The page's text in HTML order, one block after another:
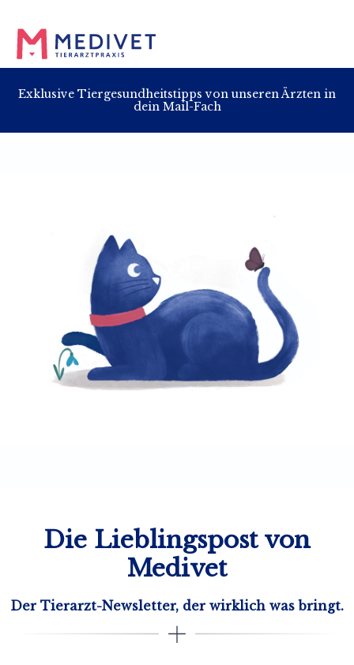
Exklusive Tiergesundheitstipps von unseren Ärzten in
dein Mail-Fach
Die Lieblingspost von
Medivet
Der Tierarzt-Newsletter, der wirklich was bringt.